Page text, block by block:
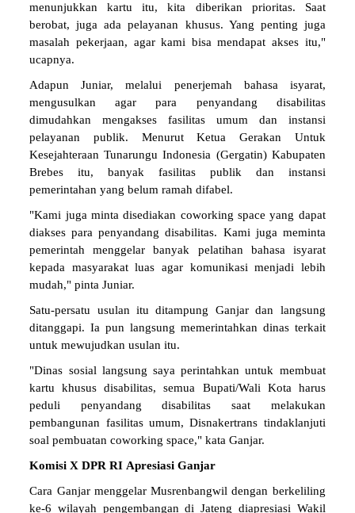
menunjukkan kartu itu, kita diberikan prioritas. Saat
berobat, juga ada pelayanan khusus. Yang penting juga
masalah pekerjaan, agar kami bisa mendapat akses itu,"
ucapnya.
Adapun Juniar, melalui penerjemah bahasa isyarat,
mengusulkan agar para penyandang disabilitas
dimudahkan mengakses fasilitas umum dan instansi
pelayanan publik. Menurut Ketua Gerakan Untuk
Kesejahteraan Tunarungu Indonesia (Gergatin) Kabupaten
Brebes itu, banyak fasilitas publik dan instansi
pemerintahan yang belum ramah difabel.
"Kami juga minta disediakan coworking space yang dapat
diakses para penyandang disabilitas. Kami juga meminta
pemerintah menggelar banyak pelatihan bahasa isyarat
kepada masyarakat luas agar komunikasi menjadi lebih
mudah," pinta Juniar.
Satu-persatu usulan itu ditampung Ganjar dan langsung
ditanggapi. Ia pun langsung memerintahkan dinas terkait
untuk mewujudkan usulan itu.
"Dinas sosial langsung saya perintahkan untuk membuat
kartu khusus disabilitas, semua Bupati/Wali Kota harus
peduli penyandang disabilitas saat melakukan
pembangunan fasilitas umum, Disnakertrans tindaklanjuti
soal pembuatan coworking space," kata Ganjar.
Komisi X DPR RI Apresiasi Ganjar
Cara Ganjar menggelar Musrenbangwil dengan berkeliling
ke-6 wilayah pengembangan di Jateng diapresiasi Wakil